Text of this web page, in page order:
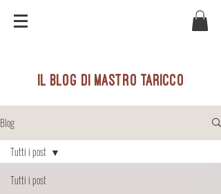
il blog di mastro taricco
Blog
Tutti i post
Tutti i post